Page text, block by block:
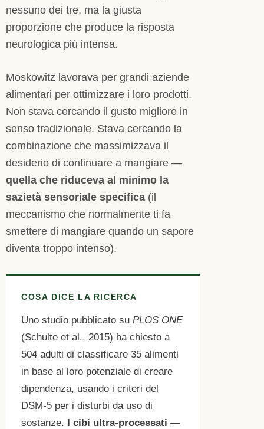
nessuno dei tre, ma la giusta
proporzione che produce la risposta
neurologica più intensa.
Moskowitz lavorava per grandi aziende
alimentari per ottimizzare i loro prodotti.
Non stava cercando il gusto migliore in
senso tradizionale. Stava cercando la
combinazione che massimizzava il
desiderio di continuare a mangiare —
quella che riduceva al minimo la
sazietà sensoriale specifica (il
meccanismo che normalmente ti fa
smettere di mangiare quando un sapore
diventa troppo intenso).
COSA DICE LA RICERCA
Uno studio pubblicato su PLOS ONE
(Schulte et al., 2015) ha chiesto a
504 adulti di classificare 35 alimenti
in base al loro potenziale di creare
dipendenza, usando i criteri del
DSM-5 per i disturbi da uso di
sostanze. I cibi ultra-processati —